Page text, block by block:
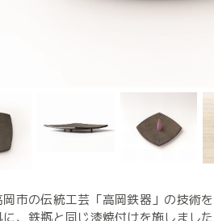
市の伝統工芸「高岡鉄器」の技術
、鉄瓶と同じ漆焼付けを施しました